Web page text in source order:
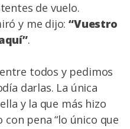
de vuelo.
y me dijo:“Vuestro
.
todos y pedimos
darlas. La única
y la que más hizo
pena “lo único que